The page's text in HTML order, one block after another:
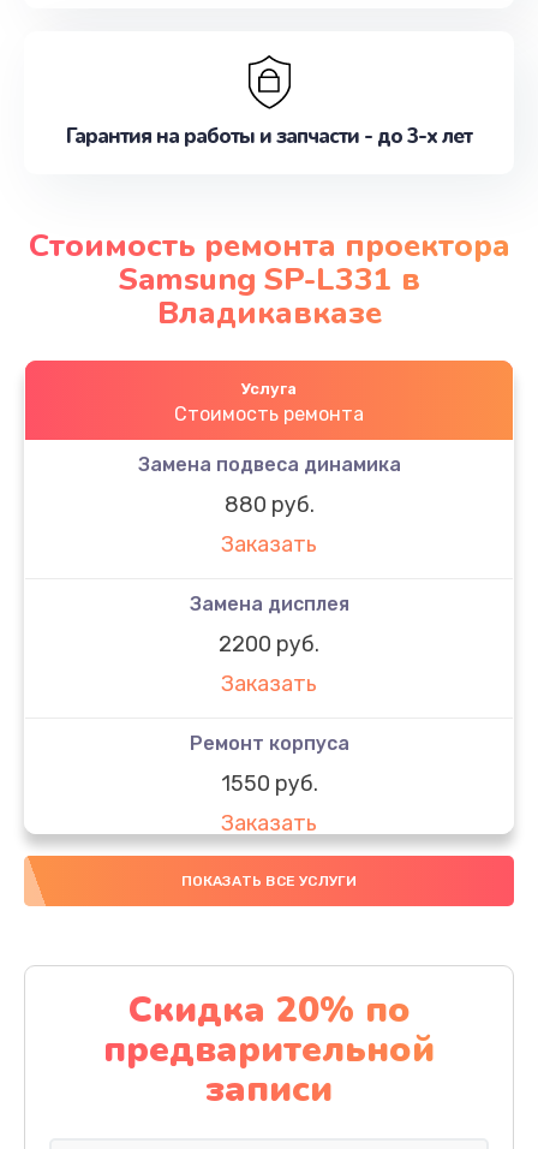
Гарантия на работы и запчасти - до 3-х лет
Стоимость ремонта проектора
Samsung SP-L331 в
Владикавказе
Услуга
Стоимость ремонта
Замена подвеса динамика
880 руб.
Заказать
Замена дисплея
2200 руб.
Заказать
Ремонт корпуса
1550 руб.
Заказать
Настройка
Заказать
Ремонт кнопки
1200 руб.
Заказать
ПОКАЗАТЬ ВСЕ УСЛУГИ
Скидка 20% по
предварительной
записи